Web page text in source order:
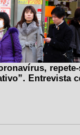
Entrevista